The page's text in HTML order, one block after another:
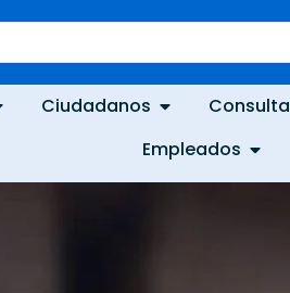
Ciudadanos Consulta
Empleados